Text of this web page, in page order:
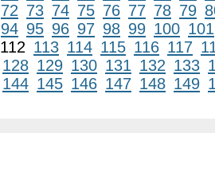
72 73 74 75 76 77 78 79
94 95 96 97 98 99 100 101
112 113 114 115 116 117
128 129 130 131 132 133
144 145 146 147 148 149